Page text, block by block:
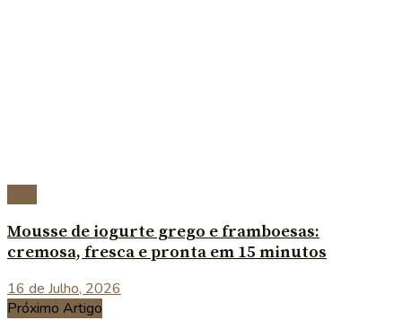
Mousse de iogurte grego e framboesas:
cremosa, fresca e pronta em 15 minutos
16 de Julho, 2026
Próximo Artigo